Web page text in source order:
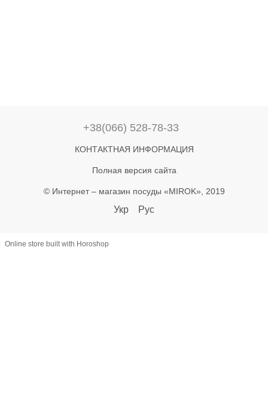
+38(066) 528-78-33
КОНТАКТНАЯ ИНФОРМАЦИЯ
Полная версия сайта
© Интернет – магазин посуды «MIROK», 2019
Укр Рус
Online store built with Horoshop